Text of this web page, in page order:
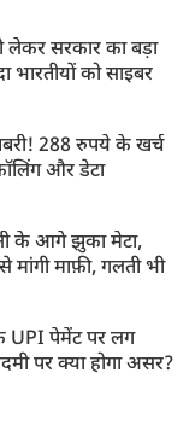
सरकार का बड़ा
भारतीयों को साइबर
288 रुपये के खर्च
और डेटा
के आगे झुका मेटा,
मांगी माफ़ी, गलती भी
पेमेंट पर लग
पर क्या होगा असर?